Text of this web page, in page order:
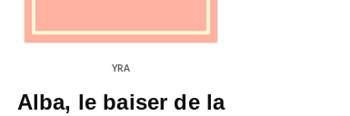
YRA
Alba, le baiser de la